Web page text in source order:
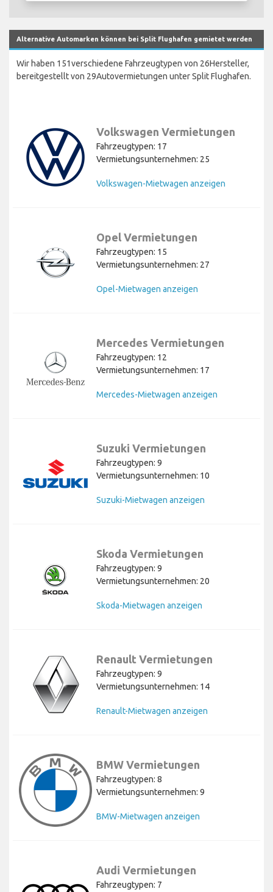
Alternative Automarken können bei Split Flughafen gemietet werden
Wir haben 151verschiedene Fahrzeugtypen von 26Hersteller,
bereitgestellt von 29Autovermietungen unter Split Flughafen.
Volkswagen Vermietungen
Fahrzeugtypen: 17
Vermietungsunternehmen: 25
Volkswagen-Mietwagen anzeigen
Opel Vermietungen
Fahrzeugtypen: 15
Vermietungsunternehmen: 27
Opel-Mietwagen anzeigen
Mercedes Vermietungen
Fahrzeugtypen: 12
Vermietungsunternehmen: 17
Mercedes-Mietwagen anzeigen
Suzuki Vermietungen
Fahrzeugtypen: 9
Vermietungsunternehmen: 10
Suzuki-Mietwagen anzeigen
Skoda Vermietungen
Fahrzeugtypen: 9
Vermietungsunternehmen: 20
Skoda-Mietwagen anzeigen
Renault Vermietungen
Fahrzeugtypen: 9
Vermietungsunternehmen: 14
Renault-Mietwagen anzeigen
BMW Vermietungen
Fahrzeugtypen: 8
Vermietungsunternehmen: 9
BMW-Mietwagen anzeigen
Audi Vermietungen
Fahrzeugtypen: 7